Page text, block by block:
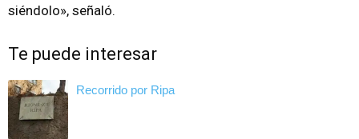
siéndolo», señaló.
Te puede interesar
Recorrido por Ripa